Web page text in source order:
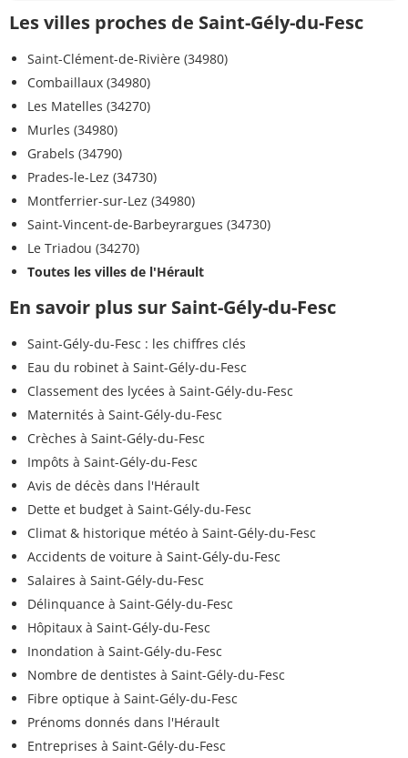
Les villes proches de Saint-Gély-du-Fesc
Saint-Clément-de-Rivière (34980)
Combaillaux (34980)
Les Matelles (34270)
Murles (34980)
Grabels (34790)
Prades-le-Lez (34730)
Montferrier-sur-Lez (34980)
Saint-Vincent-de-Barbeyrargues (34730)
Le Triadou (34270)
Toutes les villes de l'Hérault
En savoir plus sur Saint-Gély-du-Fesc
Saint-Gély-du-Fesc : les chiffres clés
Eau du robinet à Saint-Gély-du-Fesc
Classement des lycées à Saint-Gély-du-Fesc
Maternités à Saint-Gély-du-Fesc
Crèches à Saint-Gély-du-Fesc
Impôts à Saint-Gély-du-Fesc
Avis de décès dans l'Hérault
Dette et budget à Saint-Gély-du-Fesc
Climat & historique météo à Saint-Gély-du-Fesc
Accidents de voiture à Saint-Gély-du-Fesc
Salaires à Saint-Gély-du-Fesc
Délinquance à Saint-Gély-du-Fesc
Hôpitaux à Saint-Gély-du-Fesc
Inondation à Saint-Gély-du-Fesc
Nombre de dentistes à Saint-Gély-du-Fesc
Fibre optique à Saint-Gély-du-Fesc
Prénoms donnés dans l'Hérault
Entreprises à Saint-Gély-du-Fesc